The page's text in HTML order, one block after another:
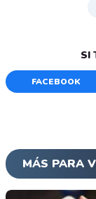
SI
FACEBOOK
MÁS PARA